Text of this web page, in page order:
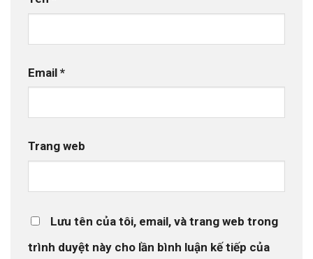
Email *
Trang web
Lưu tên của tôi, email, và trang web trong
trình duyệt này cho lần bình luận kế tiếp của